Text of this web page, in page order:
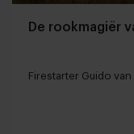
De rookmagiër
Firestarter Guido